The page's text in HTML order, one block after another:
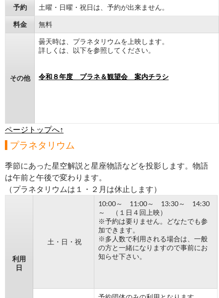
予約 土曜・日曜・祝日は、予約が出来ません。
料金 無料
その他
曇天時は、プラネタリウムを上映します。
詳しくは、以下を参照してください。
令和８年度 プラネ＆観望会 案内チラシ
ページトップへ↑
プラネタリウム
季節にあった星空解説と星座物語などを投影します。物語
は午前と午後で変わります。
（プラネタリウムは１・２月は休止します）
利用
日
土・日・祝
10:00～ 11:00～ 13:30～ 14:30
～ （１日４回上映）
※予約は要りません。どなたでも参
加できます。
※多人数で利用される場合は、一般
の方と一緒になりますので事前にお
知らせ下さい。